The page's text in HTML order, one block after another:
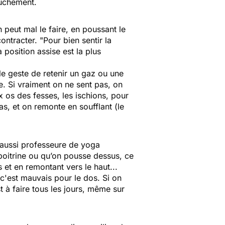
peut mal le faire, en poussant le
"Pour bien sentir la
assise est la plus
geste de retenir un gaz ou une
Si vraiment on ne sent pas, on
os des fesses, les ischions, pour
et on remonte en soufflant (le
professeure de yoga
ou qu’on pousse dessus, ce
en remontant vers le haut...
mauvais pour le dos. Si on
à faire tous les jours, même sur